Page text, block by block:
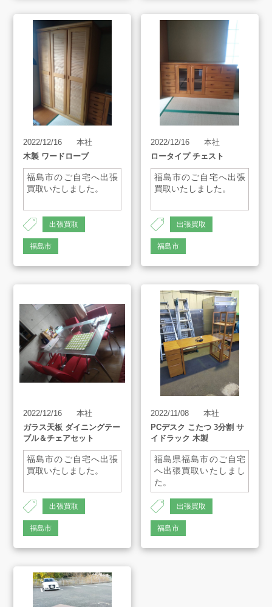
アート工芸事業部/アメプリ！
お問合せ
古物営業法に基づく表示
サイトマップ
2022/12/16
本社
木製 ワードローブ
福島市のご自宅へ出張
買取いたしました。
AH-1419出張買取
福島市
2022/12/16
本社
ロータイプ チェスト
福島市のご自宅へ出張
買取いたしました。
AH-1419出張買取
福島市
2022/12/16
本社
ガラス天板 ダイニングテー
ブル＆チェアセット
福島市のご自宅へ出張
買取いたしました。
AH-1419出張買取
福島市
2022/11/08
本社
PCデスク こたつ 3分割 サ
イドラック 木製
福島県福島市のご自宅
へ出張買取いたしまし
た。
AH-1387
出張買取
福島市